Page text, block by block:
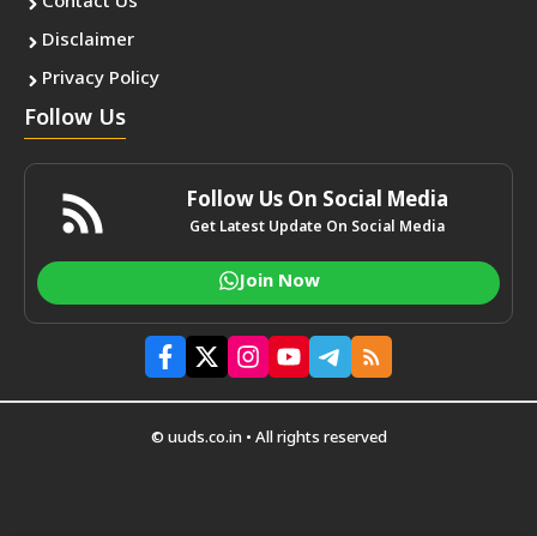
Disclaimer
Privacy Policy
Follow Us
Follow Us On Social Media
Get Latest Update On Social Media
Join Now
© uuds.co.in • All rights reserved